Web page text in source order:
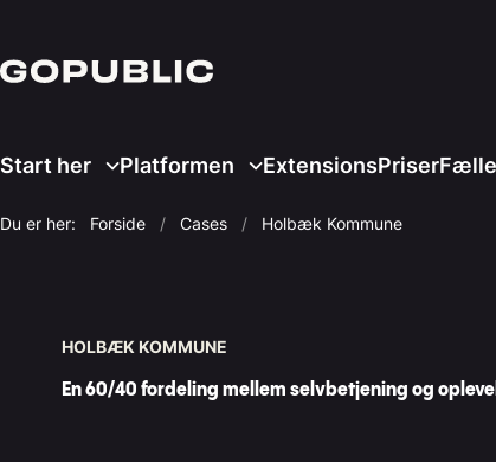
Start her Platformen ExtensionsPriser
Du er her: Forside Cases Holbæk Kommune
HOLBÆK KOMMUNE
En 60/40 fordeling mellem selvbetjening og